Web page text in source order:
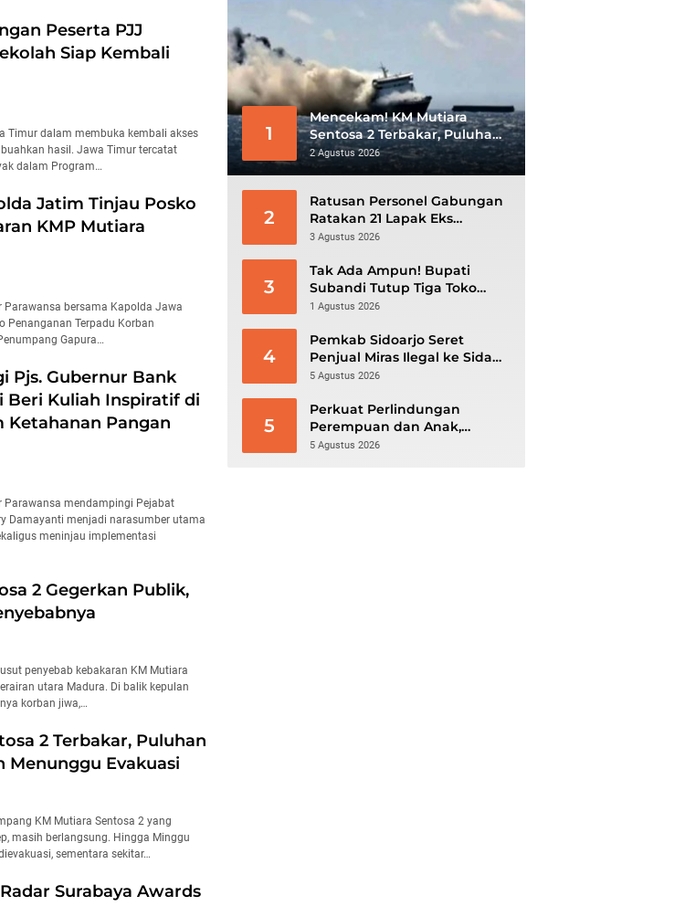
Peserta PJJ
Siap Kembali
Timur dalam membuka kembali akses
hasil. Jawa Timur tercatat
dalam Program…
Jatim Tinjau Posko
KMP Mutiara
bersama Kapolda Jawa
Penanganan Terpadu Korban
Gapura…
Pjs. Gubernur Bank
Beri Kuliah Inspiratif di
Ketahanan Pangan
Parawansa mendampingi Pejabat
Damayanti menjadi narasumber utama
meninjau implementasi
2 Gegerkan Publik,
penyebab kebakaran KM Mutiara
utara Madura. Di balik kepulan
korban jiwa,…
2 Terbakar, Puluhan
Menunggu Evakuasi
KM Mutiara Sentosa 2 yang
masih berlangsung. Hingga Minggu
sementara sekitar…
Surabaya Awards
1
Mencekam! KM Mutiara
Sentosa 2 Terbakar, Puluhan
Penumpang Masih Bertahan
Menunggu Evakuasi
2 Agustus 2026
2
Ratusan Personel Gabungan
Ratakan 21 Lapak Eks
Lokalisasi Krengseng
3 Agustus 2026
3
Tak Ada Ampun! Bupati
Subandi Tutup Tiga Toko
Miras Nakal, Ratusan Botol
1 Agustus 2026
4
Pemkab Sidoarjo Seret
Penjual Miras Ilegal ke Sidang
Tipiring
5 Agustus 2026
5
Perkuat Perlindungan
Perempuan dan Anak,
DP3AKB Sidoarjo Bangun
5 Agustus 2026